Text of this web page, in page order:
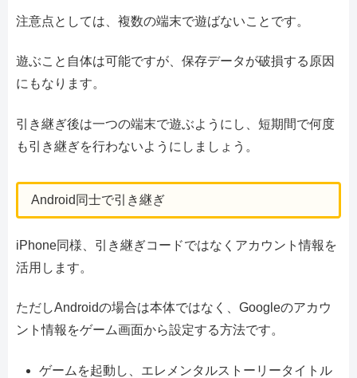
注意点としては、複数の端末で遊ばないことです。
遊ぶこと自体は可能ですが、保存データが破損する原因
にもなります。
引き継ぎ後は一つの端末で遊ぶようにし、短期間で何度
も引き継ぎを行わないようにしましょう。
Android同士で引き継ぎ
iPhone同様、引き継ぎコードではなくアカウント情報を
活用します。
ただしAndroidの場合は本体ではなく、Googleのアカウ
ント情報をゲーム画面から設定する方法です。
ゲームを起動し、エレメンタルストーリータイトル